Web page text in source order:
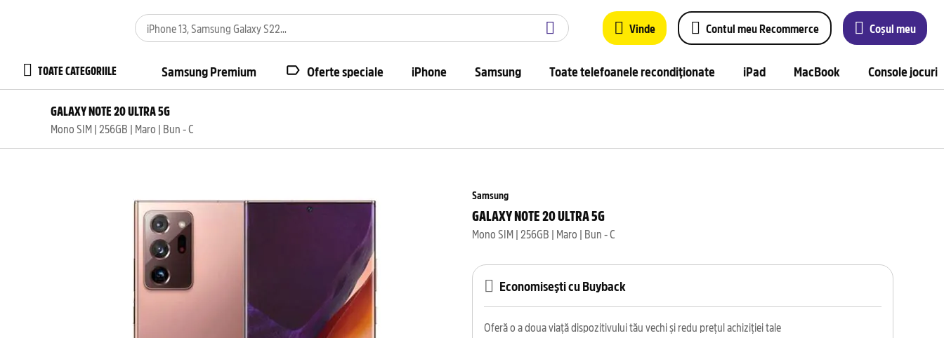
Vinde Contul meu Recommerce Coșul meu
TOATE CATEGORIILE Samsung Premium Oferte speciale iPhone Samsung Toate telefoanele recondiționate iPad MacBook Console jocuri
GALAXY NOTE 20 ULTRA 5G
Mono SIM | 256GB | Maro | Bun - C
Samsung
GALAXY NOTE 20 ULTRA 5G
Mono SIM | 256GB | Maro | Bun - C
Economisești cu Buyback
Oferă o a doua viață dispozitivului tău vechi și redu prețul achiziției tale